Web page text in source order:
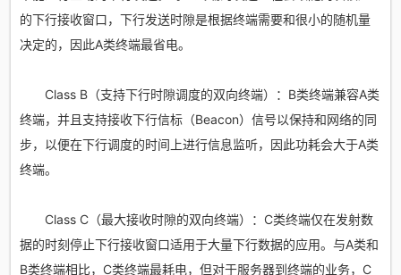
的下行接收窗口，下行发送时隙是根据终端需要和很小的随机量
决定的，因此A类终端最省电。
Class B（支持下行时隙调度的双向终端）：B类终端兼容A类
终端，并且支持接收下行信标（Beacon）信号以保持和网络的同
步，以便在下行调度的时间上进行信息监听，因此功耗会大于A类
终端。
Class C（最大接收时隙的双向终端）：C类终端仅在发射数
据的时刻停止下行接收窗口适用于大量下行数据的应用。与A类和
B类终端相比，C类终端最耗电，但对于服务器到终端的业务，C